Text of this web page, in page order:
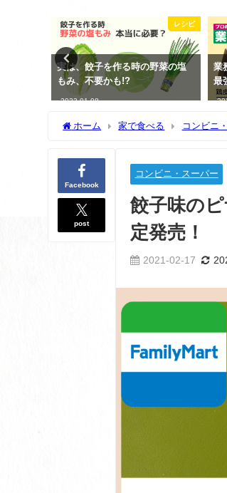
レシピ
実は、餃子を作る時の野菜の塩
もみ、不要かも!?
2023-01-08
業
最
ホーム 家で食べる コンビニ
Facebook
post
コンビニ・スーパー
餃子味の
定発売！
2021-02-17